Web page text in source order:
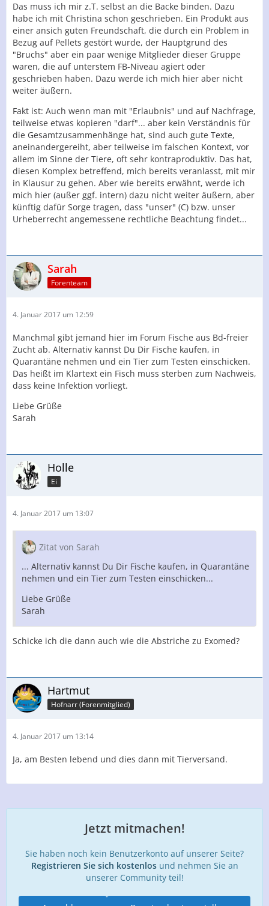
Das muss ich mir z.T. selbst an die Backe binden. Dazu
habe ich mit Christina schon geschrieben. Ein Produkt aus
einer ansich guten Freundschaft, die durch ein Problem in
Bezug auf Pellets gestört wurde, der Hauptgrund des
"Bruchs" aber ein paar wenige Mitglieder dieser Gruppe
waren, die auf unterstem FB-Niveau agiert oder
geschrieben haben. Dazu werde ich mich hier aber nicht
weiter äußern.
Fakt ist: Auch wenn man mit "Erlaubnis" und auf Nachfrage,
teilweise etwas kopieren "darf"... aber kein Verständnis für
die Gesamtzusammenhänge hat, sind auch gute Texte,
aneinandergereiht, aber teilweise im falschen Kontext, vor
allem im Sinne der Tiere, oft sehr kontraproduktiv. Das hat,
diesen Komplex betreffend, mich bereits veranlasst, mit mir
in Klausur zu gehen. Aber wie bereits erwähnt, werde ich
mich hier (außer ggf. intern) dazu nicht weiter äußern, aber
künftig dafür Sorge tragen, dass "unser" (C) bzw. unser
Urheberrecht angemessene rechtliche Beachtung findet...
Sarah
Forenteam
4. Januar 2017 um 12:59
Manchmal gibt jemand hier im Forum Fische aus Bd-freier
Zucht ab. Alternativ kannst Du Dir Fische kaufen, in
Quarantäne nehmen und ein Tier zum Testen einschicken.
Das heißt im Klartext ein Fisch muss sterben zum Nachweis,
dass keine Infektion vorliegt.
Liebe Grüße
Sarah
Holle
Ei
4. Januar 2017 um 13:07
Zitat von Sarah
... Alternativ kannst Du Dir Fische kaufen, in Quarantäne
nehmen und ein Tier zum Testen einschicken...
Liebe Grüße
Sarah
Schicke ich die dann auch wie die Abstriche zu Exomed?
Hartmut
Hofnarr (Forenmitglied)
4. Januar 2017 um 13:14
Ja, am Besten lebend und dies dann mit Tierversand.
Jetzt mitmachen!
Sie haben noch kein Benutzerkonto auf unserer Seite?
Registrieren Sie sich kostenlosund nehmen Sie an
unserer Community teil!